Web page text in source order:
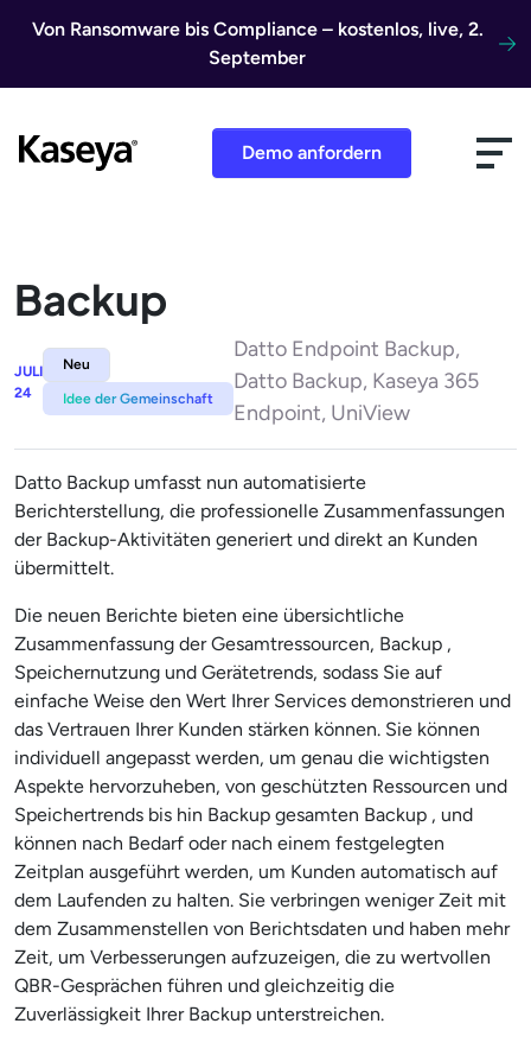
Von Ransomware bis Compliance – kostenlos, live, 2.
September
Demo anfordern
Backup
JULI
24
Neu
Idee der Gemeinschaft
Datto Endpoint Backup,
Datto Backup, Kaseya 365
Endpoint, UniView
Datto Backup umfasst nun automatisierte
Berichterstellung, die professionelle Zusammenfassungen
der Backup-Aktivitäten generiert und direkt an Kunden
übermittelt.
Die neuen Berichte bieten eine übersichtliche
Zusammenfassung der Gesamtressourcen, Backup ,
Speichernutzung und Gerätetrends, sodass Sie auf
einfache Weise den Wert Ihrer Services demonstrieren und
das Vertrauen Ihrer Kunden stärken können. Sie können
individuell angepasst werden, um genau die wichtigsten
Aspekte hervorzuheben, von geschützten Ressourcen und
Speichertrends bis hin Backup gesamten Backup , und
können nach Bedarf oder nach einem festgelegten
Zeitplan ausgeführt werden, um Kunden automatisch auf
dem Laufenden zu halten. Sie verbringen weniger Zeit mit
dem Zusammenstellen von Berichtsdaten und haben mehr
Zeit, um Verbesserungen aufzuzeigen, die zu wertvollen
QBR-Gesprächen führen und gleichzeitig die
Zuverlässigkeit Ihrer Backup unterstreichen.